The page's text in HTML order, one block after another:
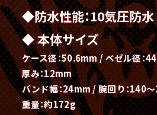
防水性能：10気圧防水
本体サイズ
ケース径：50.6mm / ベゼル径：
厚み：12mm
バンド幅：24mm / 腕回り：140
重量：約172g